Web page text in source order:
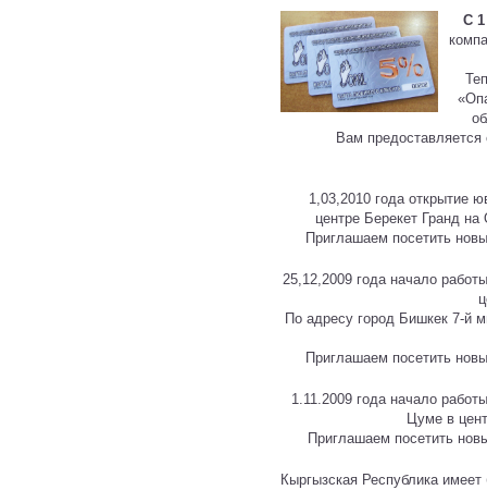
С 1
Вам
1,03,2010 года открытие
центре Берекет Гранд
Приглашаем посетить
25,12,2009 года начало
По адресу город Бишкек 7-й
Приглашаем посетить
1.11.2009 года начало
Цуме в
Приглашаем посетить
Кыргызская Республика